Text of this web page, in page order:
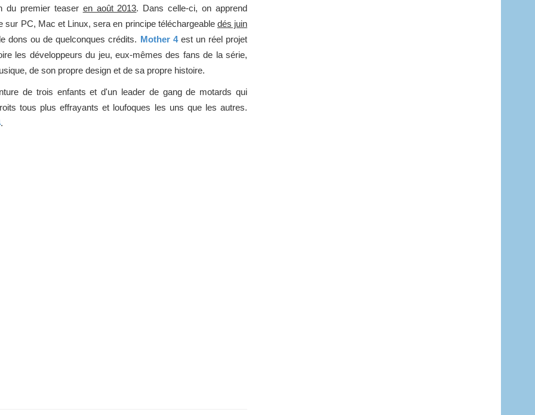
du premier teaser en août 2013. Dans celle-ci, on apprend
sur PC, Mac et Linux, sera en principe téléchargeable dés juin
dons ou de quelconques crédits. Mother 4est un réel projet
les développeurs du jeu, eux-mêmes des fans de la série,
de son propre design et de sa propre histoire.
de trois enfants et d'un leader de gang de motards qui
tous plus effrayants et loufoques les uns que les autres.
.